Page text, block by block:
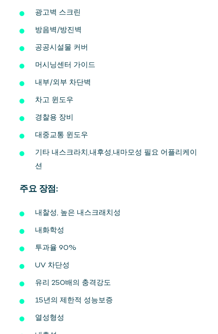
광고벽 스크린
방음벽/방진벽
공공시설물 커버
머시닝센터 가이드
내부/외부 차단벽
차고 윈도우
경찰용 장비
대중교통 윈도우
기타 내스크라치,내후성,내마모성 필요 어플리케이
션
주요 장점:
내찰성, 높은 내스크래치성
내화학성
투과율 90%
UV 차단성
유리 250배의 충격강도
15년의 제한적 성능보증
열성형성